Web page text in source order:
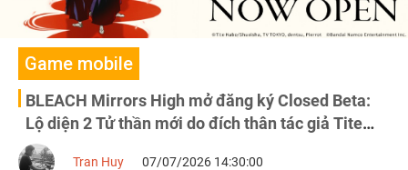
Game mobile
BLEACH Mirrors High mở đăng ký Closed Beta:
Lộ diện 2 Tử thần mới do đích thân tác giả Tite
Kubo thiết kế
Tran Huy 07/07/2026 14:30:00